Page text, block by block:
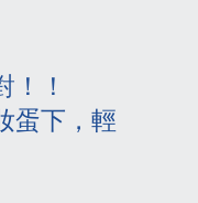
！！
蛋下，輕